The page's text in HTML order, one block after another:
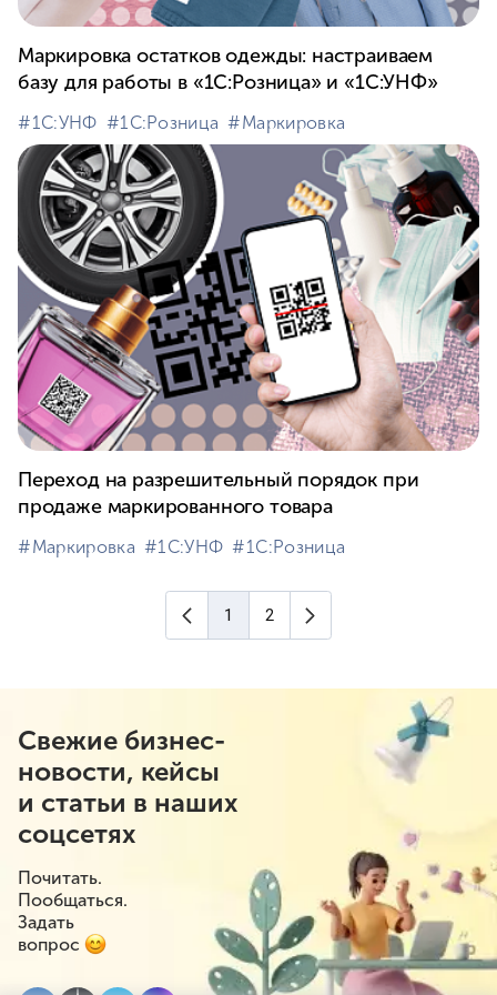
Маркировка остатков одежды: настраиваем
базу для работы в «1С:Розница» и «1С:УНФ»
#⁣1С:УНФ #⁣1С:Розница #⁣Маркировка
Переход на разрешительный порядок при
продаже маркированного товара
#⁣Маркировка #⁣1С:УНФ #⁣1С:Розница
Предыдущая страница
1 2
Свежие бизнес-
новости, кейсы
и статьи в наших
соцсетях
Почитать.
Пообщаться.
Задать
вопрос